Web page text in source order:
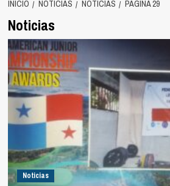
INICIO NOTICIAS NOTICIAS PÁGINA 29
Noticias
Noticias